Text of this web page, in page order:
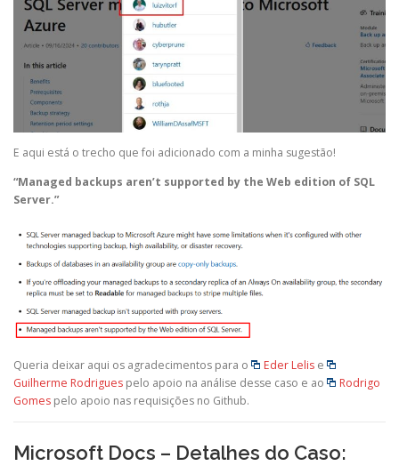
E aqui está o trecho que foi adicionado com a minha sugestão!
“Managed backups aren’t supported by the Web edition of SQL
Server.”
Queria deixar aqui os agradecimentos para o Eder Lelise
Guilherme Rodrigues pelo apoio na análise desse caso e ao
Rodrigo
Gomes pelo apoio nas requisições no Github.
Microsoft Docs – Detalhes do Caso: